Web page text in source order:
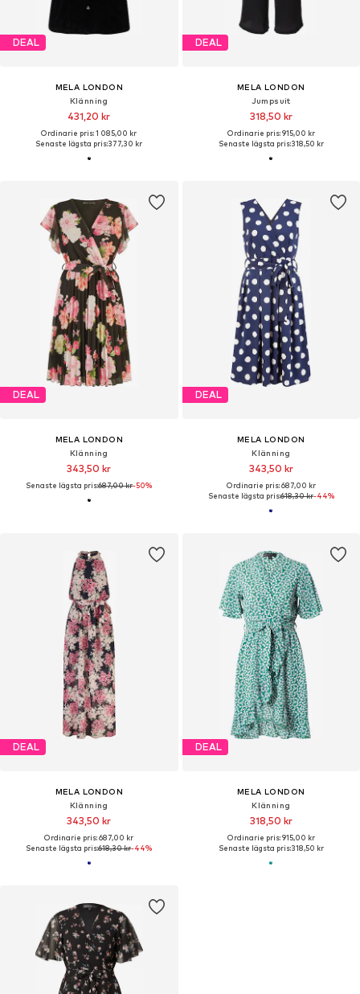
DEAL
MELA LONDON
Klänning
431,20 kr
Ordinarie pris: 1 085,00 kr
Senaste lägsta pris:377,30 kr
DEAL
MELA LONDON
Jumpsuit
318,50 kr
Ordinarie pris: 915,00 kr
Senaste lägsta pris:318,50 kr
DEAL
MELA LONDON
Klänning
343,50 kr
Senaste lägsta pris:687,00 kr-50%
DEAL
MELA LONDON
Klänning
343,50 kr
Ordinarie pris: 687,00 kr
Senaste lägsta pris:618,30 kr-44%
DEAL
MELA LONDON
Klänning
343,50 kr
Ordinarie pris: 687,00 kr
Senaste lägsta pris:618,30 kr-44%
DEAL
MELA LONDON
Klänning
318,50 kr
Ordinarie pris: 915,00 kr
Senaste lägsta pris:318,50 kr